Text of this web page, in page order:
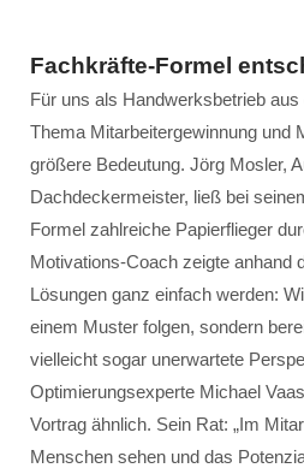
Fachkräfte-Formel
Für uns als Handwerksbetrieb
Thema Mitarbeitergewinnung und
größere Bedeutung. Jörg Mosler,
Dachdeckermeister, ließ bei
Formel zahlreiche Papierflieger
Motivations-Coach zeigte anhand
Lösungen ganz einfach werden:
einem Muster folgen, sondern
vielleicht sogar unerwartete
Optimierungsexperte Michael
Vortrag ähnlich. Sein Rat: „Im
Menschen sehen und das